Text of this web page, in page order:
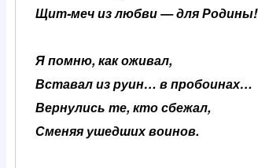
Щит-меч из любви — для Родины!
Я помню, как оживал,
Вставал из руин… в пробоинах…
Вернулись те, кто сбежал,
Сменяя ушедших воинов.